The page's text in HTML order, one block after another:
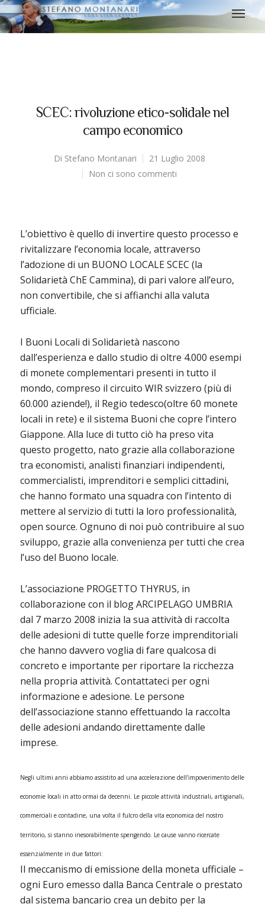
SCEC: rivoluzione etico-solidale nel
campo economico
Di Stefano Montanari
21 Luglio 2008
Non ci sono commenti
L’obiettivo è quello di invertire questo processo e
rivitalizzare l’economia locale, attraverso
l’adozione di un BUONO LOCALE SCEC (la
Solidarietà ChE Cammina), di pari valore all’euro,
non convertibile, che si affianchi alla valuta
ufficiale.
I Buoni Locali di Solidarietà nascono
dall’esperienza e dallo studio di oltre 4.000 esempi
di monete complementari presenti in tutto il
mondo, compreso il circuito WIR svizzero (più di
60.000 aziende!), il Regio tedesco(oltre 60 monete
locali in rete) e il sistema Buoni che copre l’intero
Giappone. Alla luce di tutto ciò ha preso vita
questo progetto, nato grazie alla collaborazione
tra economisti, analisti finanziari indipendenti,
commercialisti, imprenditori e semplici cittadini,
che hanno formato una squadra con l’intento di
mettere al servizio di tutti la loro professionalità,
open source. Ognuno di noi può contribuire al suo
sviluppo, grazie alla convenienza per tutti che crea
l’uso del Buono locale.
L’associazione PROGETTO THYRUS, in
collaborazione con il blog ARCIPELAGO UMBRIA
dal 7 marzo 2008 inizia la sua attività di raccolta
delle adesioni di tutte quelle forze imprenditoriali
che hanno davvero voglia di fare qualcosa di
concreto e importante per riportare la ricchezza
nella propria attività. Contattateci per ogni
informazione e adesione. Le persone
dell’associazione stanno effettuando la raccolta
delle adesioni andando direttamente dalle
imprese.
Negli ultimi anni abbiamo assistito ad una accelerazione dell’impoverimento delle
economie locali in atto ormai da decenni. Le piccole attività industriali, artigianali,
commerciali e contadine, una volta il fulcro della vita economica del nostro
territorio, si stanno inesorabilmente spengendo. Le cause vanno ricercate
essenzialmente in due fattori:
Il meccanismo di emissione della moneta ufficiale –
ogni Euro emesso dalla Banca Centrale o prestato
dal sistema bancario crea un debito per la